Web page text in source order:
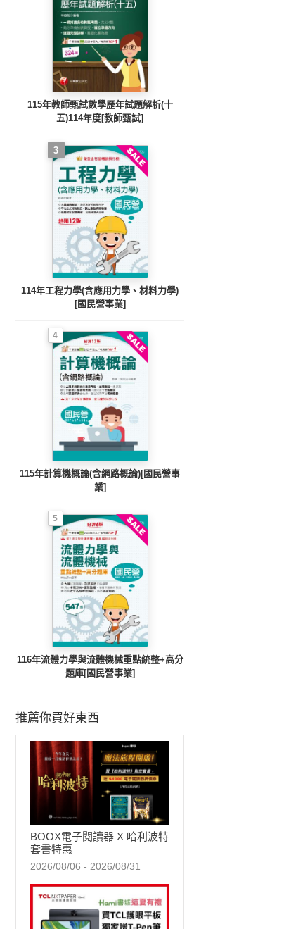
115年教師甄試數學歷年試題解析(十
五)114年度[教師甄試]
3
114年工程力學(含應用力學、材料力學)
[國民營事業]
4
115年計算機概論(含網路概論)[國民營事
業]
5
116年流體力學與流體機械重點統整+高分
題庫[國民營事業]
推薦你買好東西
BOOX電子閱讀器 X 哈利波特
套書特惠
2026/08/06 - 2026/08/31